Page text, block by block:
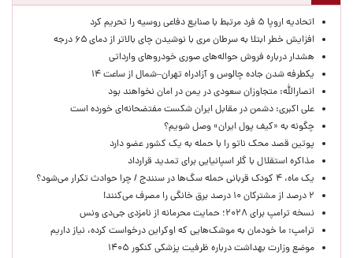
اتحادیه اروپا ۵ فرد مرتبط با صنایع دفاعی روسیه را تحریم کرد
افزایش خطر ابتلا به سرطان مری با نوشیدن چای بالاتر از دمای ۶۵ درجه
هشدار درباره فروش حواله‌های صوری خودروهای وارداتی
یکطرفه شدن جاده چالوس و آزادراه تهران–شمال از ساعت ۱۴
انصارالله: متجاوزان سعودی در یمن در امان نخواهند بود
علی اکبری: دشمن در مقابل ایران شکست مفتضحانه‌ای خورده است
چگونه به «کیف پول ایران» وصل شویم؟
پوتین قصد محک ناتو را با حمله به یک کشور عضو دارد
مذاکره استقلال با گلر اسپانیایی برای تمدید قرارداد
یک ماه، ۴ کودک قربانی حمله سگ‌ها در سنندج / چرا حوادث تکرار می‌شود؟
۲ درصد از مشترکان ۱۰ درصد برق خانگی را مصرف می‌کنند!
نسخه ترامپ برای ۲۰۲۸؛ حمایت محرمانه از نامزدی جی‌دی ونس
ترامپ: ما خودمان به موشک‌هایی که اوکراین درخواست کرده، نیاز داریم
موضع وزارت بهداشت درباره ظرفیت پزشکی کنکور ۱۴۰۵